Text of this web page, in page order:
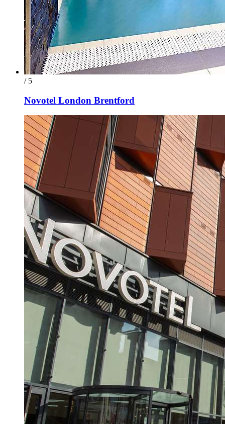
/ 5
Novotel London Brentford